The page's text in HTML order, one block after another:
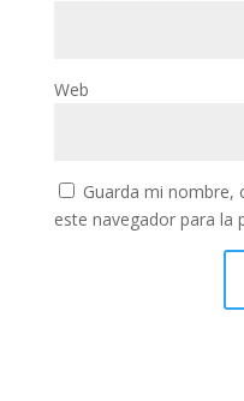
Web
Guarda mi nombre,
este navegador para la